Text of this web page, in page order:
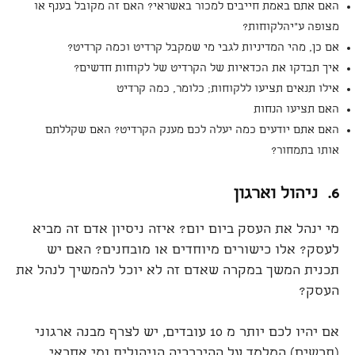
האם אתם באמת חייבים למכור באשראי? האם זה מקובל בענף או
מצופה ע"יהלקוחות?
אם כן, מהי המדיניות לגבי מי שמקבל קרדיט וכמה קרדיט?
איך תבדקו את הכדאיות של הקרדיט של לקוחות חדשים?
אילו תנאים תציעו ללקוחות; כלומר, כמה קרדיט
האם תציעו הנחות
האם אתם יודעים כמה יעלה לכם מענק הקרדיט? האם שקללתם
אותו בתמחור?
6. ניהול וארגון
מי ינהל את העסק ביום יום? איזה ניסיון אדם זה מביא
לעסק? אלו כישורים מיוחדים או מובחנים? האם יש
תכנית המשך במקרה שאדם זה לא יוכל להמשיך לנהל את
העסק?
אם יהיו לכם יותר מ 10 עובדים, יש לצרף מבנה ארגוני